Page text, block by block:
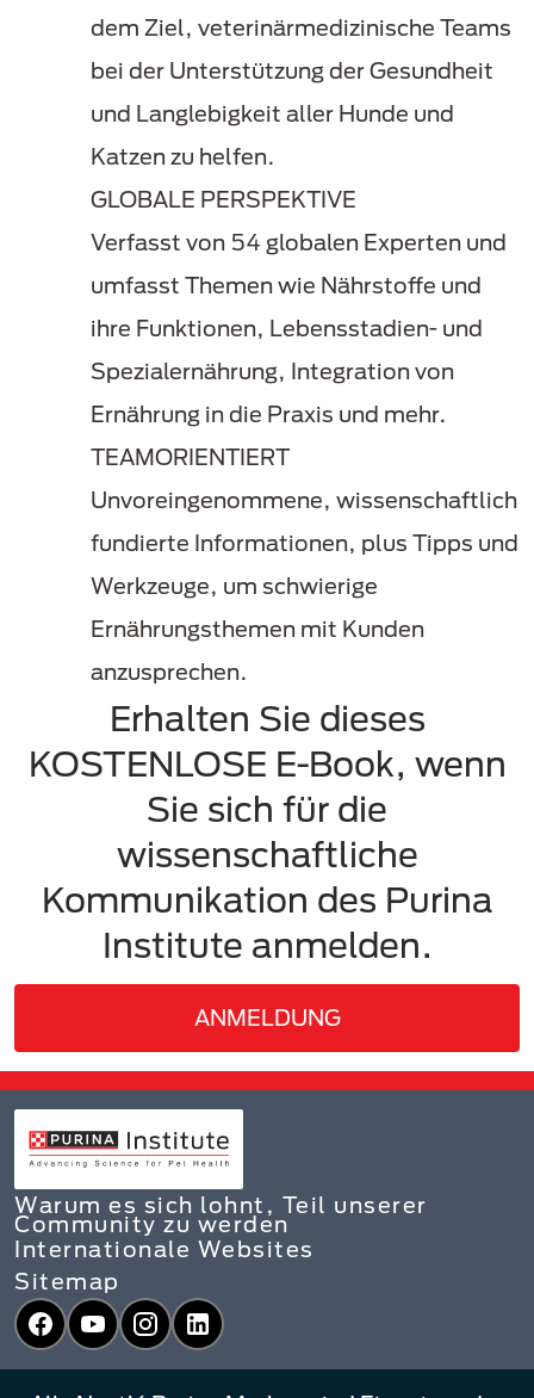
dem Ziel, veterinärmedizinische Teams
bei der Unterstützung der Gesundheit
und Langlebigkeit aller Hunde und
Katzen zu helfen.
GLOBALE PERSPEKTIVE
Verfasst von 54 globalen Experten und
umfasst Themen wie Nährstoffe und
ihre Funktionen, Lebensstadien- und
Spezialernährung, Integration von
Ernährung in die Praxis und mehr.
TEAMORIENTIERT
Unvoreingenommene, wissenschaftlich
fundierte Informationen, plus Tipps und
Werkzeuge, um schwierige
Ernährungsthemen mit Kunden
anzusprechen.
Erhalten Sie dieses
KOSTENLOSE E-Book, wenn
Sie sich für die
wissenschaftliche
Kommunikation des Purina
Institute anmelden.
ANMELDUNG
Warum es sich lohnt, Teil unserer
Community zu werden
Internationale Websites
Sitemap
Facebook
YouTubeInstagram
LinkedIn